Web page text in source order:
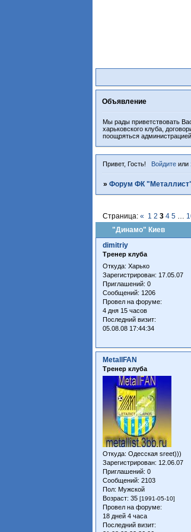
Объявление
Мы рады приветствовать
харьковского клуба,
поощряться
Привет, Гость! Войдитеили
»Форум ФК
"Динамо" Киев
Страница:« 1 2 3 4 5 …
dimitriy
Тренер клуба
Откуда: Харько
Зарегистрирован: 17.05.07
Приглашений: 0
Сообщений: 1206
Провел на форуме:
4 дня 15 часов
Последний визит:
05.08.08 17:44:34
MetallFAN
Тренер клуба
Откуда: Одесская sreet)))
Зарегистрирован: 12.06.07
Приглашений: 0
Сообщений: 2103
Пол: Мужской
Возраст: 35[1991-05-10]
Провел на форуме:
18 дней 4 часа
Последний визит: